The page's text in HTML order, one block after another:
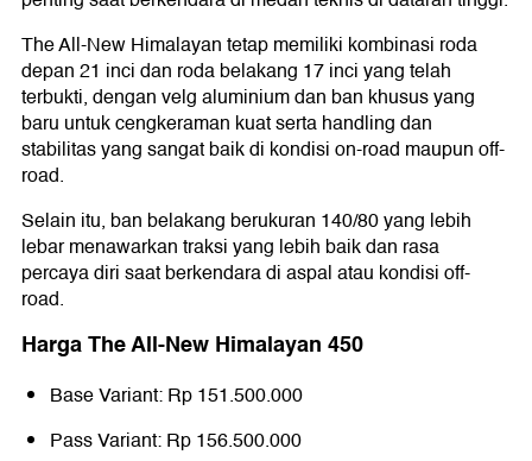
The All-New Himalayan tetap memiliki kombinasi roda
depan 21 inci dan roda belakang 17 inci yang telah
terbukti, dengan velg aluminium dan ban khusus yang
baru untuk cengkeraman kuat serta handling dan
stabilitas yang sangat baik di kondisi on-road maupun off-
road.
Selain itu, ban belakang berukuran 140/80 yang lebih
lebar menawarkan traksi yang lebih baik dan rasa
percaya diri saat berkendara di aspal atau kondisi off-
road.
Harga The All-New Himalayan 450
Base Variant: Rp 151.500.000
Pass Variant: Rp 156.500.000